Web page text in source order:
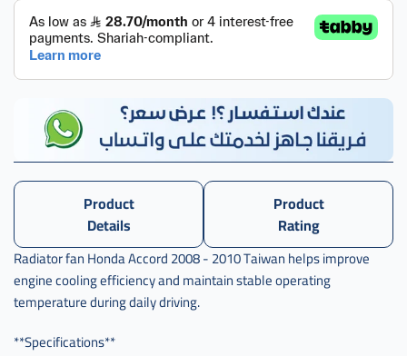
رديتر
هوندا
مروحة
هوندا
اكورد
تايوان
,
اكورد
تايوان
,
رديتر
Product
Details
Product
Rating
Radiator fan Honda Accord 2008 - 2010 Taiwan helps improve
engine cooling efficiency and maintain stable operating
temperature during daily driving.
**Specifications**